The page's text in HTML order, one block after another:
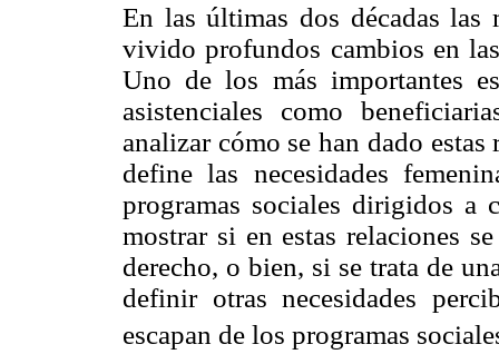
En las últimas dos décadas las
vivido profundos cambios en
Uno de los más importantes
asistenciales como
analizar cómo se han dado
define las necesidades
programas sociales dirigidos a
mostrar si en estas relaciones
derecho, o bien, si se trata de
definir otras necesidades
escapan de los programas